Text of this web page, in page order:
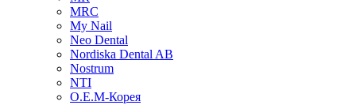
MRC
My Nail
Neo Dental
Nordiska Dental AB
Nostrum
NTI
O.E.M-Корея